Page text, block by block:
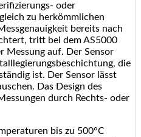
oder
zu herkömmlichen
bereits nach
tritt bei dem AS5000
Messung auf. Der Sensor
die
ist. Der Sensor lässt
Das Design des
durch Rechts- oder
bis zu 500°C